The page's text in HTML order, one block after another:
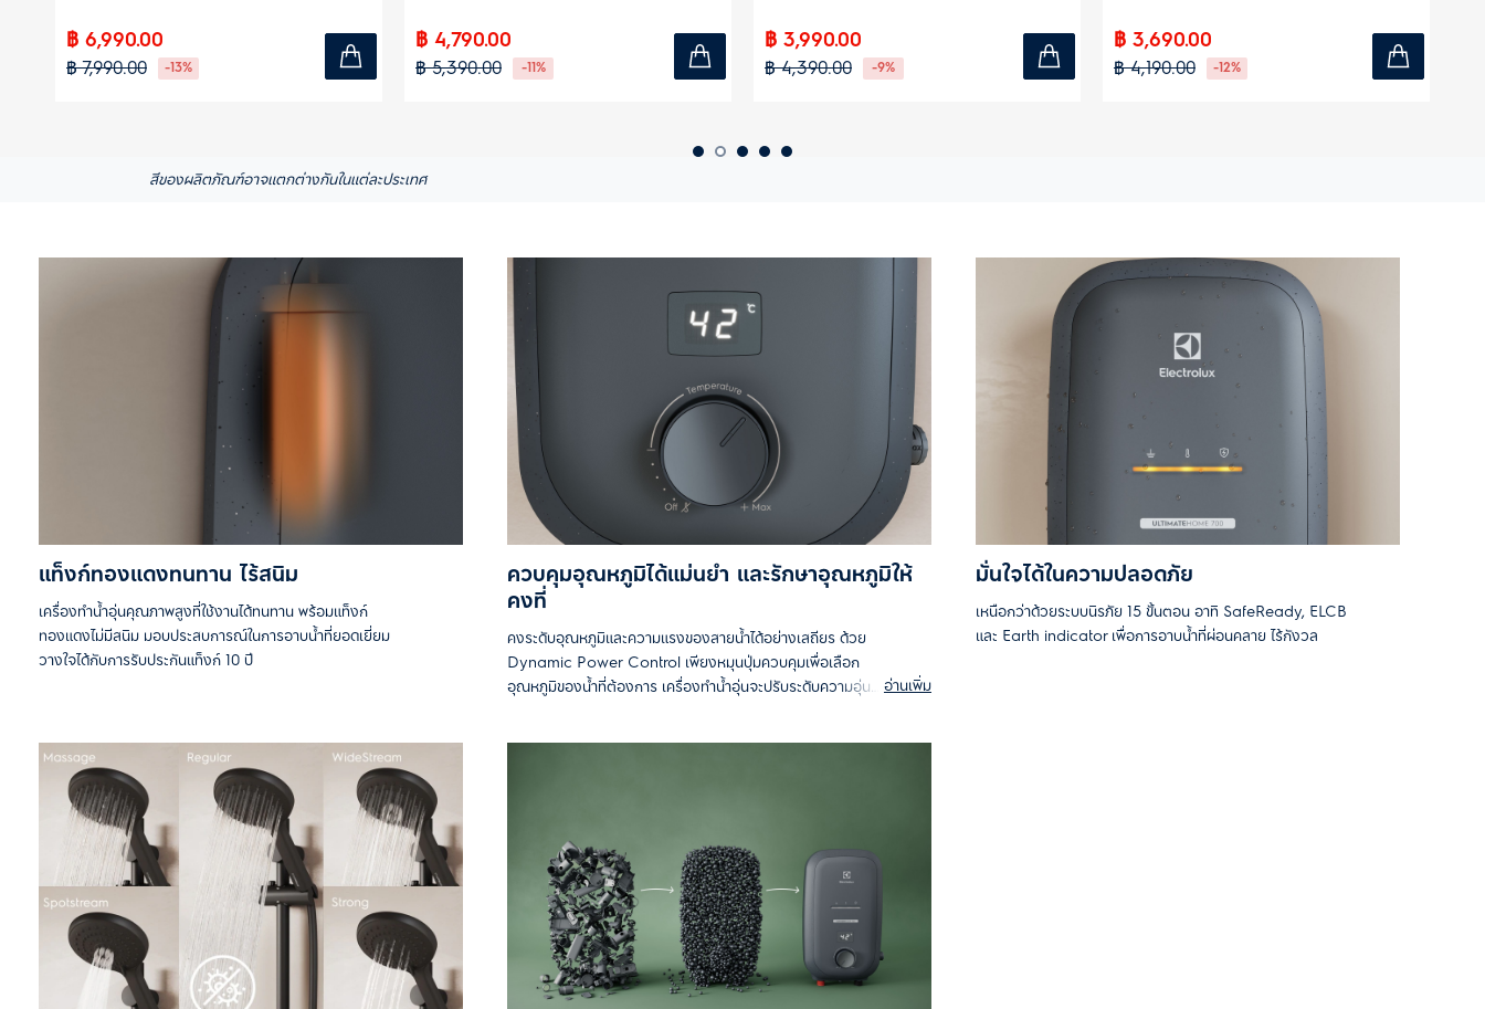
฿ 6,990.00
฿ 7,990.00 -13%
฿ 4,790.00
฿ 5,390.00 -11%
฿ 3,990.00
฿ 4,390.00 -9%
฿ 3,690.00
฿ 4,190.00 -12%
สีของผลิตภัณฑ์อาจแตกต่างกันในแต่ละประเทศ
แท็งก์ทองแดงทนทาน ไร้สนิม
เครื่องทำน้ำอุ่นคุณภาพสูงที่ใช้งานได้ทนทาน พร้อมแท็งก์
ทองแดงไม่มีสนิม มอบประสบการณ์ในการอาบน้ำที่ยอดเยี่ยม
วางใจได้กับการรับประกันแท็งก์ 10 ปี
ควบคุมอุณหภูมิได้แม่นยำ และรักษาอุณหภูมิให้
คงที่
คงระดับอุณหภูมิและความแรงของสายน้ำได้อย่างเสถียร ด้วย
Dynamic Power Control เพียงหมุนปุ่มควบคุมเพื่อเลือก
อุณหภูมิของน้ำที่ต้องการ เครื่องทำน้ำอุ่นจะปรับระดับความอุ่น อ่านเพิ่ม
มั่นใจได้ในความปลอดภัย
เหนือกว่าด้วยระบบนิรภัย 15 ขั้นตอน อาทิ SafeReady, ELCB
และ Earth indicator เพื่อการอาบน้ำที่ผ่อนคลาย ไร้กังวล